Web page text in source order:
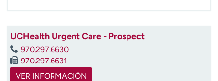
UCHealth Urgent Care - Prospect
970.297.6630
970.297.6631
VER INFORMACIÓN